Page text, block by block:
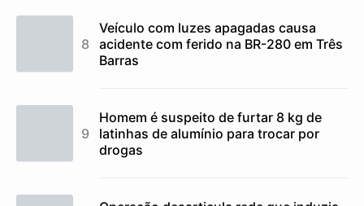
Veículo com luzes apagadas causa
acidente com ferido na BR-280 em Três
Barras
Homem é suspeito de furtar 8 kg de
latinhas de alumínio para trocar por
drogas